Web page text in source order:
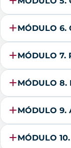
MÓDULO 6.
MÓDULO 7.
MÓDULO 8.
MÓDULO 9.
MÓDULO